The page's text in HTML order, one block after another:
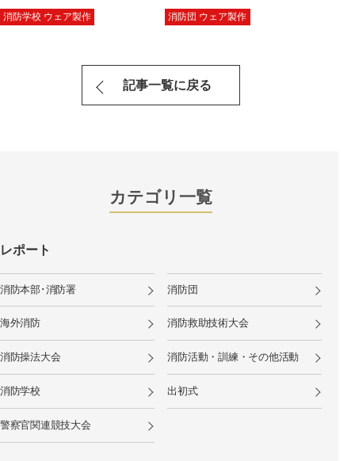
消防学校 ウェア製作 消防団 ウェア製作
記事一覧に戻る
カテゴリ一覧
レポート
消防本部･消防署 消防団
海外消防 消防救助技術大会
消防操法大会 消防活動・訓練・その他活動
消防学校 出初式
警察官関連競技大会